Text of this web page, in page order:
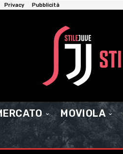
Privacy Pubblicità
MOVIOLA